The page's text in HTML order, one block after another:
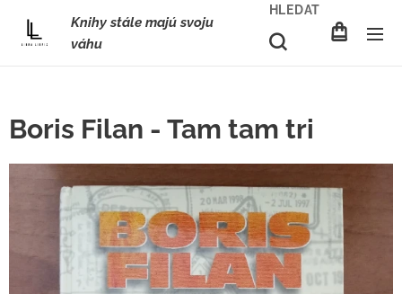
Knihy stále majú svoju
váhu
HLEDAT
Boris Filan - Tam tam tri